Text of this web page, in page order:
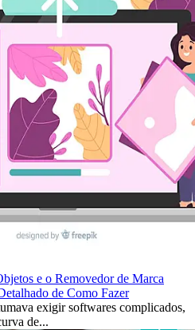
e o Removedor de Marca
de Como Fazer
exigir softwares complicados,
de...